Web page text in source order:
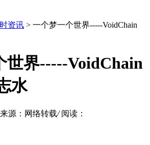
资讯 > 一个梦一个世界-----VoidChain
世界-----VoidChain
水
来源：网络转载/ 阅读：